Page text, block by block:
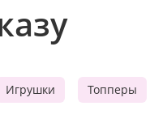
Игрушки Топперы